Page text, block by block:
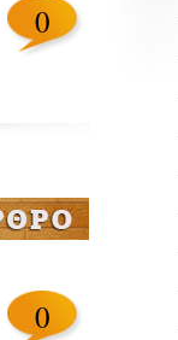
0
0